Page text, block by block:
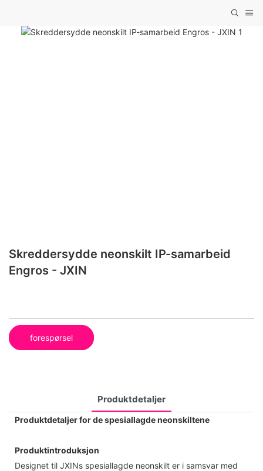
Skreddersydde neonskilt IP-samarbeid
Engros - JXIN
forespørsel
Produktdetaljer
Produktdetaljer for de spesiallagde neonskiltene
Produktintroduksjon
Designet til JXINs spesiallagde neonskilt er i samsvar med